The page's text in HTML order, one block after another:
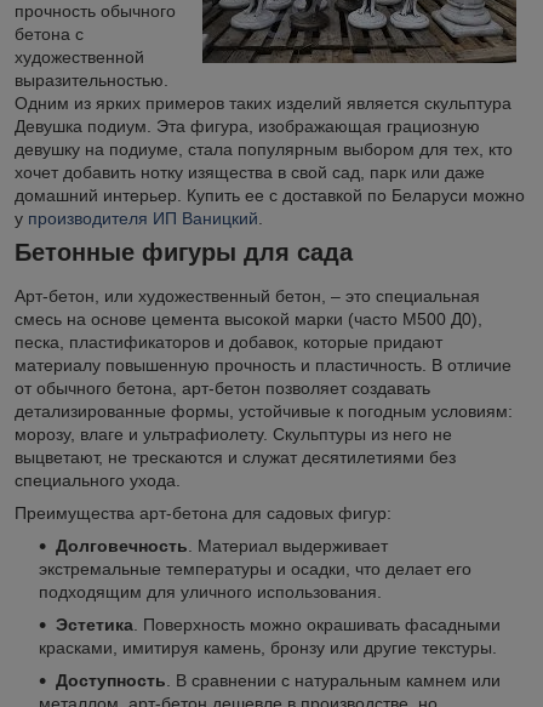
прочность обычного
бетона с
художественной
выразительностью.
Одним из ярких примеров таких изделий является скульптура
Девушка подиум. Эта фигура, изображающая грациозную
девушку на подиуме, стала популярным выбором для тех, кто
хочет добавить нотку изящества в свой сад, парк или даже
домашний интерьер. Купить ее с доставкой по Беларуси можно
у производителя ИП Ваницкий.
Бетонные фигуры для сада
Арт-бетон, или художественный бетон, – это специальная
смесь на основе цемента высокой марки (часто М500 Д0),
песка, пластификаторов и добавок, которые придают
материалу повышенную прочность и пластичность. В отличие
от обычного бетона, арт-бетон позволяет создавать
детализированные формы, устойчивые к погодным условиям:
морозу, влаге и ультрафиолету. Скульптуры из него не
выцветают, не трескаются и служат десятилетиями без
специального ухода.
Преимущества арт-бетона для садовых фигур:
Долговечность . Материал выдерживает
экстремальные температуры и осадки, что делает его
подходящим для уличного использования.
Эстетика . Поверхность можно окрашивать фасадными
красками, имитируя камень, бронзу или другие текстуры.
Доступность . В сравнении с натуральным камнем или